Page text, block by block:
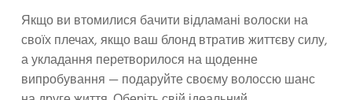
Якщо ви втомилися бачити відламані волоски на
своїх плечах, якщо ваш блонд втратив життєву силу,
а укладання перетворилося на щоденне
випробування — подаруйте своєму волоссю шанс